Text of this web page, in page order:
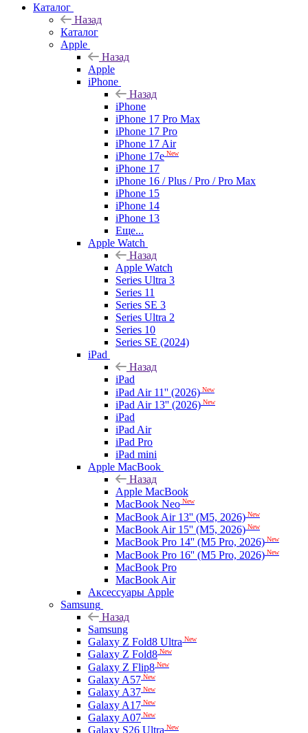
Каталог
Назад
Каталог
Apple
Назад
Apple
iPhone
Назад
iPhone
iPhone 17 Pro Max
iPhone 17 Pro
iPhone 17 Air
iPhone 17e New
iPhone 17
iPhone 16 / Plus / Pro / Pro Max
iPhone 15
iPhone 14
iPhone 13
Еще...
Apple Watch
Назад
Apple Watch
Series Ultra 3
Series 11
Series SE 3
Series Ultra 2
Series 10
Series SE (2024)
iPad
Назад
iPad
iPad Air 11'' (2026) New
iPad Air 13'' (2026) New
iPad
iPad Air
iPad Pro
iPad mini
Apple MacBook
Назад
Apple MacBook
MacBook Neo New
MacBook Air 13'' (M5, 2026) New
MacBook Air 15'' (M5, 2026) New
MacBook Pro 14'' (M5 Pro, 2026) New
MacBook Pro 16'' (M5 Pro, 2026) New
MacBook Pro
MacBook Air
Аксессуары Apple
Samsung
Назад
Samsung
Galaxy Z Fold8 Ultra New
Galaxy Z Fold8 New
Galaxy Z Flip8 New
Galaxy A57 New
Galaxy A37 New
Galaxy A17 New
Galaxy A07 New
Galaxy S26 Ultra New